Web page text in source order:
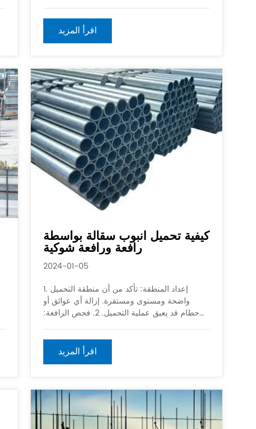
أدخل مقبس المسمار في القاعدة ، لضمان محاذاة
بشكل صحيح.
اقرأ المزيد
كيفية تحميل أنبوب سقالة بواسطة
رافعة ورافعة شوكية
2024-01-05
1. إعداد المنطقة: تأكد من أن منطقة التحميل
واضحة ومستوى ومستقرة. إزالة أي عوائق أو
حطام قد يعيق عملية التحميل. 2. فحص الرافعة:
للتأكد من أنها في حالة عمل مناسبة. تحقق من
كبس الرفع
اقرأ المزيد